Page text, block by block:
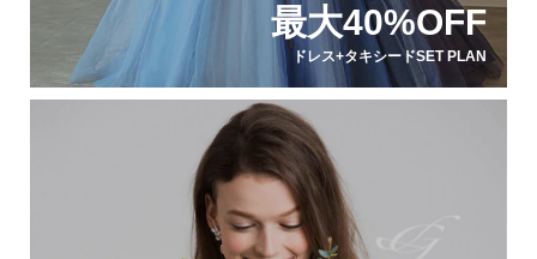
最大40%OFF
ドレス+タキシードSET PLAN